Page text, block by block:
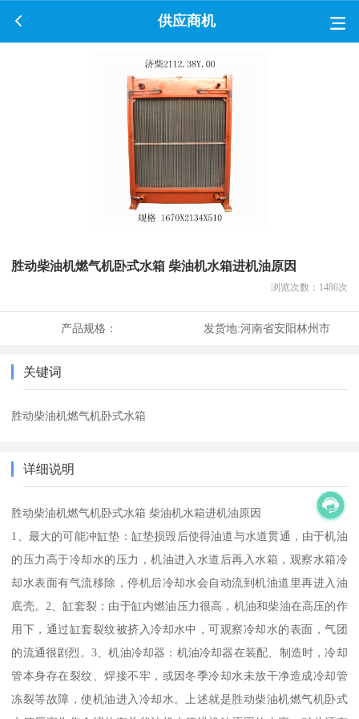
供应商机
胜动柴油机燃气机卧式水箱 柴油机水箱进机油原因
浏览次数： 1486次
产品规格： 发货地:河南省安阳林州市
关键词
胜动柴油机燃气机卧式水箱
详细说明
胜动柴油机燃气机卧式水箱 柴油机水箱进机油原因
1、最大的可能冲缸垫：缸垫损毁后使得油道与水道贯通，由于机油
的压力高于冷却水的压力，机油进入水道后再入水箱，观察水箱冷
却水表面有气流移除，停机后冷却水会自动流到机油道里再进入油
底壳。2、缸套裂：由于缸内燃油压力很高，机油和柴油在高压的作
用下，通过缸套裂纹被挤入冷却水中，可观察冷却水的表面，气团
的流通很剧烈。3、机油冷却器：机油冷却器在装配、制造时，冷却
管本身存在裂纹、焊接不牢，或因冬季冷却水未放干净造成冷却管
冻裂等故障，使机油进入冷却水。上述就是胜动柴油机燃气机卧式